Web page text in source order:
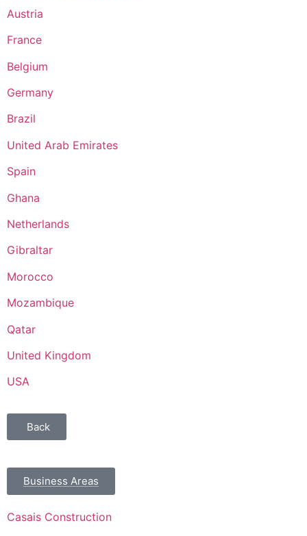
Austria
France
Belgium
Germany
Brazil
United Arab Emirates
Spain
Ghana
Netherlands
Gibraltar
Morocco
Mozambique
Qatar
United Kingdom
USA
Back
Business Areas
Casais Construction